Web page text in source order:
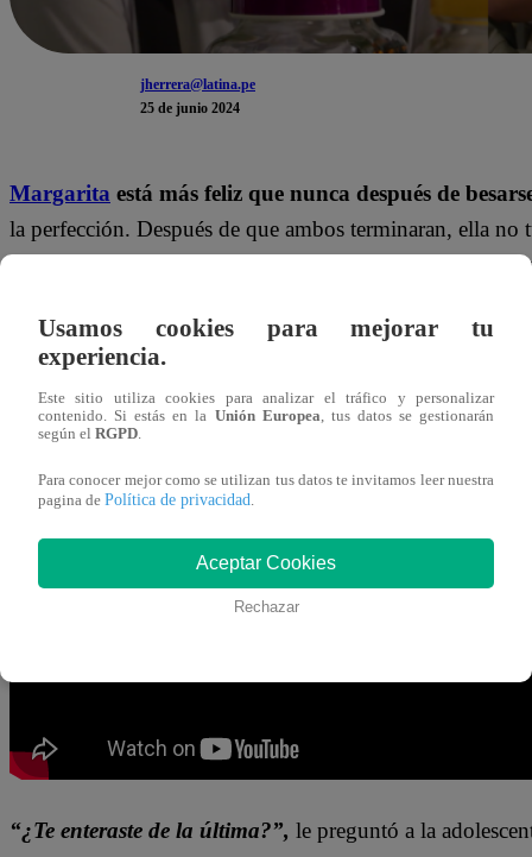
jherrera@latina.pe
25 de junio 2024
Margarita está más feliz que nunca después de
la perfección. Después de que ambos terminaran, ella
muestras de afecto intensas y recalcándole que Belén
TE PUEDE INTERESAR |
OBLIGA a trabajar en el terminal
Margarita intentó ponerle una etiqueta a la relación que
sobre lo que pasó con Franco.
“¿Te enteraste de la última?”, le preguntó a la
Usamos cookies para mejorar tu
experiencia.
Este sitio utiliza cookies para analizar el tráfico y personalizar
contenido. Si estás en la Unión Europea , tus datos se gestionarán
según el RGPD
Para conocer mejor como se utilizan tus datos te invitamos leer nuestra
pagina de Política de privacidad
Aceptar Cookies
Rechazar